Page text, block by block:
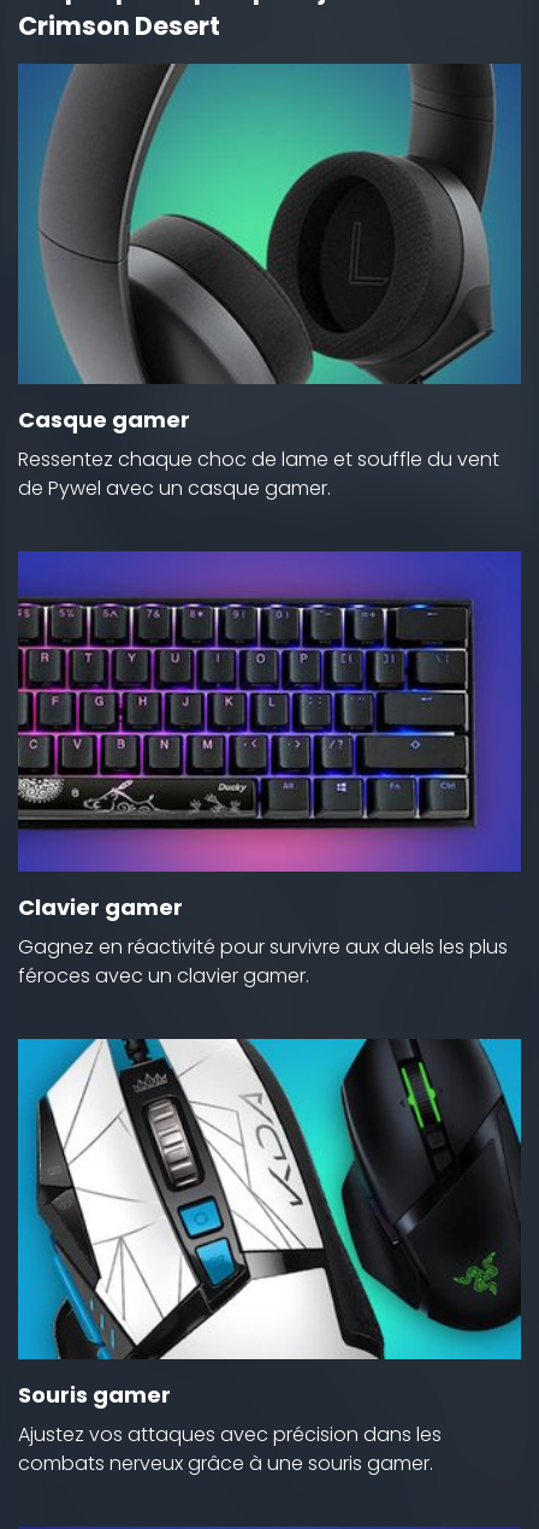
Crimson Desert
Casque gamer
Ressentez chaque choc de lame et souffle du vent
de Pywel avec un casque gamer.
Clavier gamer
Gagnez en réactivité pour survivre aux duels les plus
féroces avec un clavier gamer.
Souris gamer
Ajustez vos attaques avec précision dans les
combats nerveux grâce à une souris gamer.